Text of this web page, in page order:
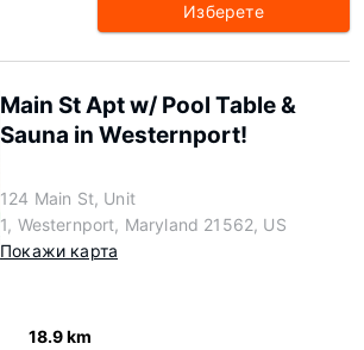
Изберете
Main St Apt w/ Pool Table &
Sauna in Westernport!
124 Main St, Unit
1, Westernport, Maryland 21562, US
Покажи карта
18.9 km